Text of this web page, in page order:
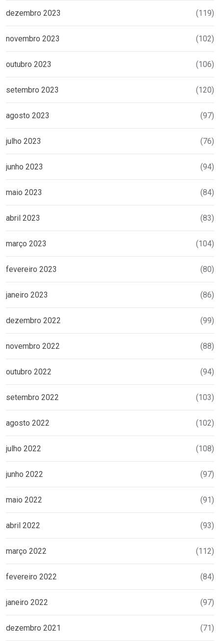
dezembro 2023 (119)
novembro 2023 (102)
outubro 2023 (106)
setembro 2023 (120)
agosto 2023 (97)
julho 2023 (76)
junho 2023 (94)
maio 2023 (84)
abril 2023 (83)
março 2023 (104)
fevereiro 2023 (80)
janeiro 2023 (86)
dezembro 2022 (99)
novembro 2022 (88)
outubro 2022 (94)
setembro 2022 (103)
agosto 2022 (102)
julho 2022 (108)
junho 2022 (97)
maio 2022 (91)
abril 2022 (93)
março 2022 (112)
fevereiro 2022 (84)
janeiro 2022 (97)
dezembro 2021 (71)